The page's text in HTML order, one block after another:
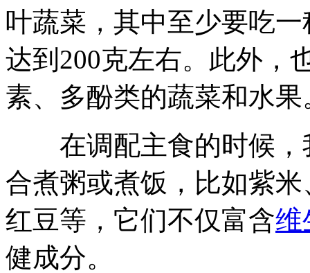
叶蔬菜，其中至少要吃
达到200克左右。此外，
素、多酚类的蔬菜和水果
在调配主食的时候，
合煮粥或煮饭，比如紫
红豆等，它们不仅富含维
健成分。